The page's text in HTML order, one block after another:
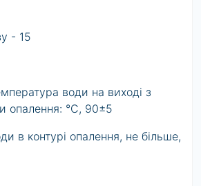
- 15
води на виході з
опалення: °С, 90±5
в контурі опалення, не більше,